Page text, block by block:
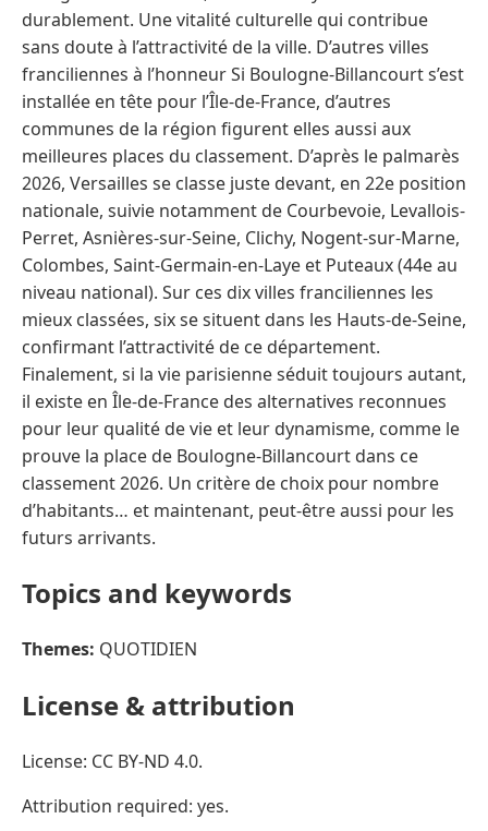
durablement. Une vitalité culturelle qui contribue
sans doute à l’attractivité de la ville. D’autres villes
franciliennes à l’honneur Si Boulogne-Billancourt s’est
installée en tête pour l’Île-de-France, d’autres
communes de la région figurent elles aussi aux
meilleures places du classement. D’après le palmarès
2026, Versailles se classe juste devant, en 22e position
nationale, suivie notamment de Courbevoie, Levallois-
Perret, Asnières-sur-Seine, Clichy, Nogent-sur-Marne,
Colombes, Saint-Germain-en-Laye et Puteaux (44e au
niveau national). Sur ces dix villes franciliennes les
mieux classées, six se situent dans les Hauts-de-Seine,
confirmant l’attractivité de ce département.
Finalement, si la vie parisienne séduit toujours autant,
il existe en Île-de-France des alternatives reconnues
pour leur qualité de vie et leur dynamisme, comme le
prouve la place de Boulogne-Billancourt dans ce
classement 2026. Un critère de choix pour nombre
d’habitants… et maintenant, peut-être aussi pour les
futurs arrivants.
Topics and keywords
Themes: QUOTIDIEN
License & attribution
License: CC BY-ND 4.0.
Attribution required: yes.